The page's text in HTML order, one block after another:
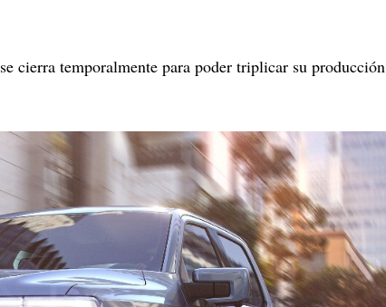
se cierra temporalmente para poder triplicar su producción